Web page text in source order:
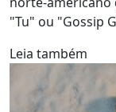
"Tu" ou "Gossip
Leia também